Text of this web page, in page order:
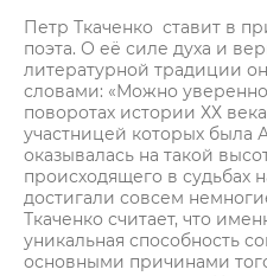
Петр Ткаченко ставит в
поэта. О её силе духа и
литературной традиции
словами: «Можно уверенно
поворотах истории ХХ
участницей которых была
оказывалась на такой
происходящего в судьбах
достигали совсем
Ткаченко считает, что
уникальная способность
основными причинами